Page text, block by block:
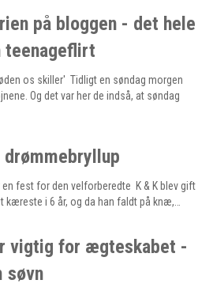
på bloggen - det hele
teenageflirt
os skiller' Tidligt en søndag morgen
Og det var her de indså, at søndag
fest for den velforberedte K & K blev gift
kæreste i 6 år, og da han faldt på knæ,…
vigtig for ægteskabet -
søvn